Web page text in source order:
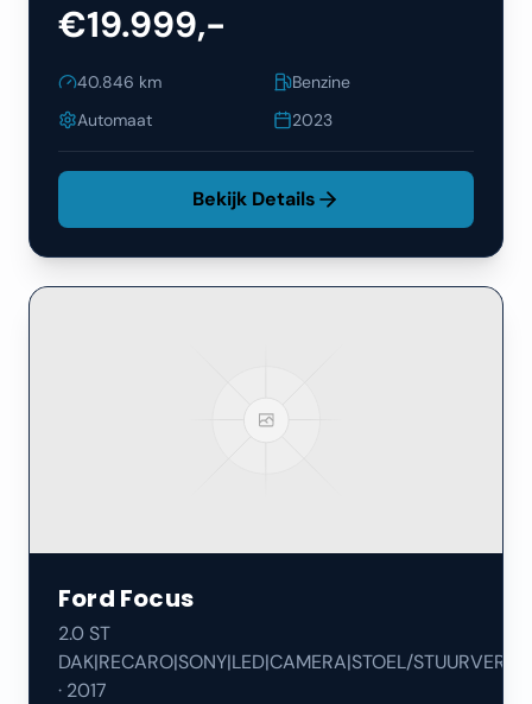
€19.999,-
40.846 km
Benzine
Automaat
2023
Bekijk Details
Ford Focus
2.0 ST
DAK|RECARO|SONY|LED|CAMERA|STOEL/STUURVERW|
· 2017